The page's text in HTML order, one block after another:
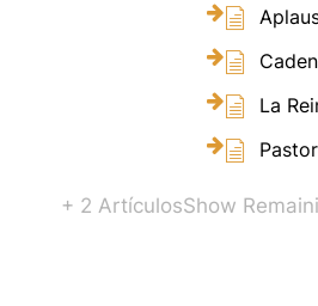
La
+ 2 ArtículosShow